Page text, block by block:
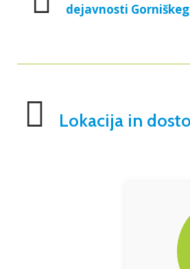
dejavnosti
Lokacija in